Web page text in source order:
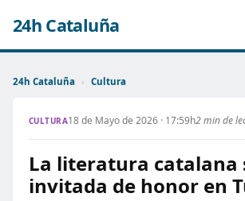
24h Cataluña
24h Cataluña › Cultura
CULTURA18 de Mayo de 2026 · 17:59h2 min de
La literatura catalana
invitada de honor en